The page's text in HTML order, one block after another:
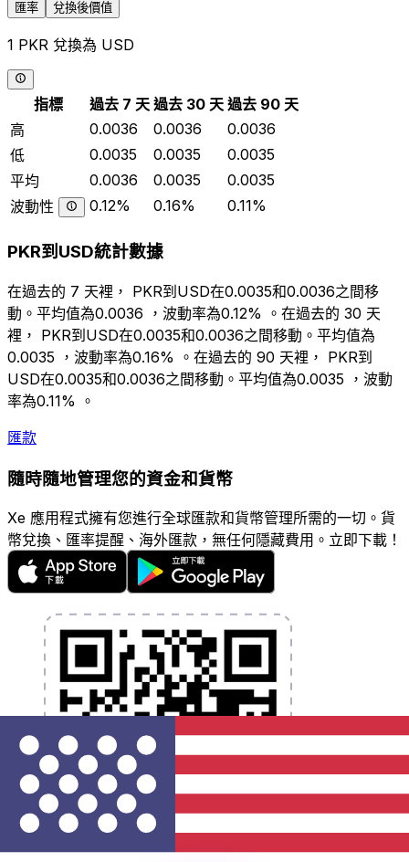
匯率 兌換後價值
1 PKR 兌換為 USD
指標 過去 7 天 過去 30 天 過去 90 天
高
0.0036 0.0036
0.0036
低
0.0035 0.0035
0.0035
平均
0.0036 0.0035
0.0035
波動性
0.12% 0.16% 0.11%
PKR到USD統計數據
在過去的 7 天裡， PKR到USD在0.0035和0.0036之間移
動。平均值為0.0036 ，波動率為0.12% 。在過去的 30 天
裡， PKR到USD在0.0035和0.0036之間移動。平均值為
0.0035 ，波動率為0.16% 。在過去的 90 天裡， PKR到
USD在0.0035和0.0036之間移動。平均值為0.0035 ，波動
率為0.11% 。
匯款
隨時隨地管理您的資金和貨幣
Xe 應用程式擁有您進行全球匯款和貨幣管理所需的一切。貨
幣兌換、匯率提醒、海外匯款，無任何隱藏費用。立即下載！